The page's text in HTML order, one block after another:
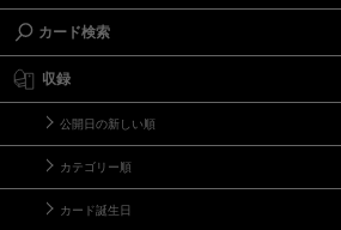
カード検索
収録
公開日の新しい順
カテゴリー順
カード誕生日